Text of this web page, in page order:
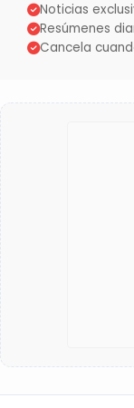
Noticias
Resúmenes
Cancela